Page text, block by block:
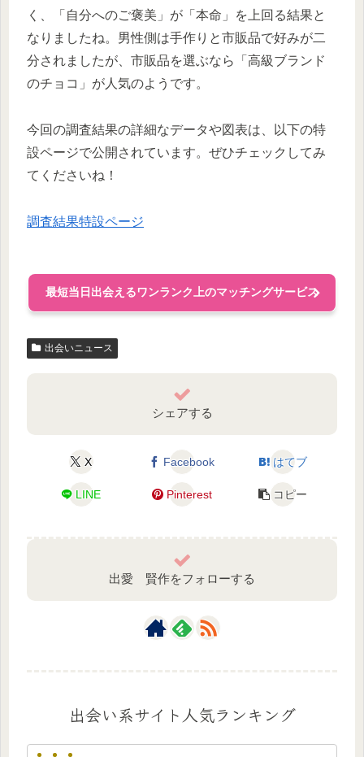
く、「自分へのご褒美」が「本命」を上回る結果と
なりましたね。男性側は手作りと市販品で好みが二
分されましたが、市販品を選ぶなら「高級ブランド
のチョコ」が人気のようです。
今回の調査結果の詳細なデータや図表は、以下の特
設ページで公開されています。ぜひチェックしてみ
てくださいね！
調査結果特設ページ
最短当日出会えるワンランク上のマッチングサービス
出会いニュース
シェアする
X Facebook はてブ
LINE Pinterest コピー
出愛 賢作をフォローする
出会い系サイト人気ランキング